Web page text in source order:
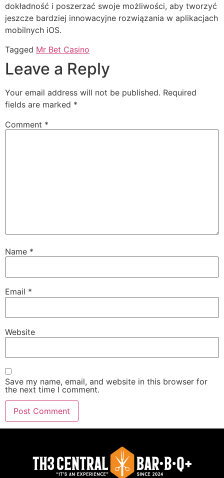
dokładność i poszerzać swoje możliwości, aby tworzyć
jeszcze bardziej innowacyjne rozwiązania w aplikacjach
mobilnych iOS.
Tagged Mr Bet Casino
Leave a Reply
Your email address will not be published. Required
fields are marked *
Comment *
Name *
Email *
Website
Save my name, email, and website in this browser for
the next time I comment.